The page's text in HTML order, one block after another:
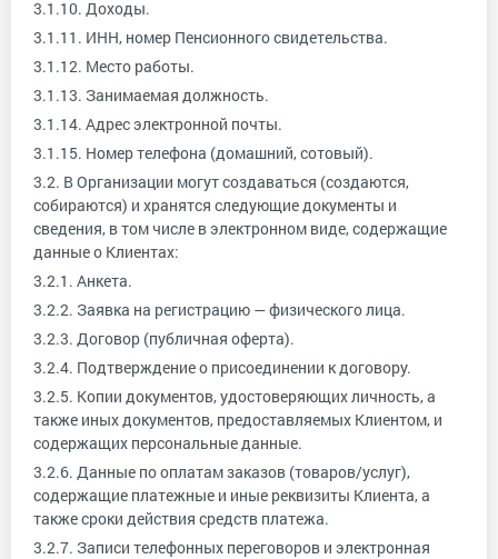
3.1.10. Доходы.
3.1.11. ИНН, номер Пенсионного свидетельства.
3.1.12. Место работы.
3.1.13. Занимаемая должность.
3.1.14. Адрес электронной почты.
3.1.15. Номер телефона (домашний, сотовый).
3.2. В Организации могут создаваться (создаются,
собираются) и хранятся следующие документы и
сведения, в том числе в электронном виде, содержащие
данные о Клиентах:
3.2.1. Анкета.
3.2.2. Заявка на регистрацию — физического лица.
3.2.3. Договор (публичная оферта).
3.2.4. Подтверждение о присоединении к договору.
3.2.5. Копии документов, удостоверяющих личность, а
также иных документов, предоставляемых Клиентом, и
содержащих персональные данные.
3.2.6. Данные по оплатам заказов (товаров/услуг),
содержащие платежные и иные реквизиты Клиента, а
также сроки действия средств платежа.
3.2.7. Записи телефонных переговоров и электронная